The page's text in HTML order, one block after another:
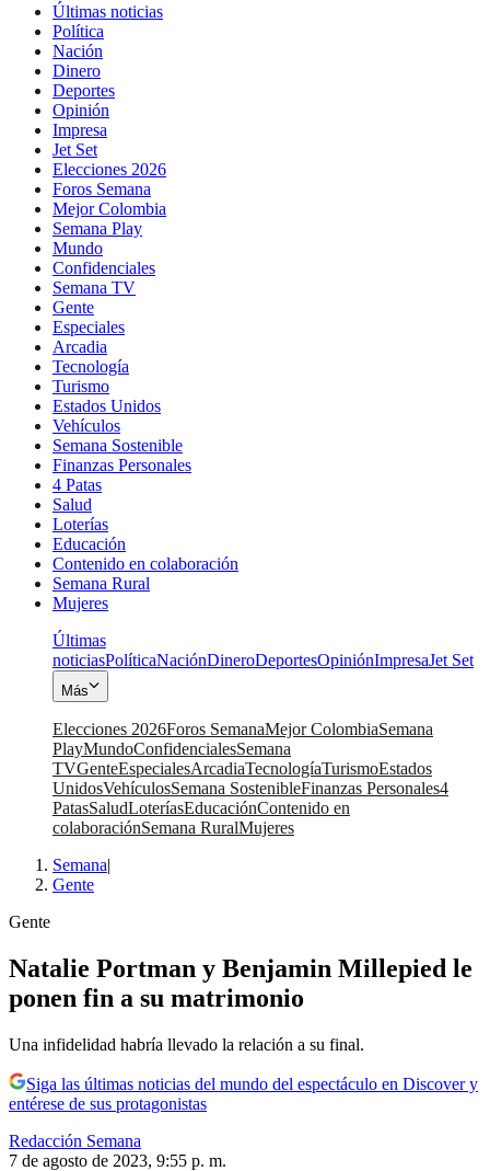
Últimas noticias
Política
Nación
Dinero
Deportes
Opinión
Impresa
Jet Set
Elecciones 2026
Foros Semana
Mejor Colombia
Semana Play
Mundo
Confidenciales
Semana TV
Gente
Especiales
Arcadia
Tecnología
Turismo
Estados Unidos
Vehículos
Semana Sostenible
Finanzas Personales
4 Patas
Salud
Loterías
Educación
Contenido en colaboración
Semana Rural
Mujeres
Últimas
noticiasPolíticaNaciónDineroDeportesOpiniónImpresaJet Set
Más
Elecciones 2026Foros SemanaMejor ColombiaSemana
PlayMundoConfidencialesSemana
TVGenteEspecialesArcadiaTecnologíaTurismoEstados
UnidosVehículosSemana SostenibleFinanzas Personales4
PatasSaludLoteríasEducaciónContenido en
colaboraciónSemana RuralMujeres
Semana|
Gente
Gente
Natalie Portman y Benjamin Millepied le
ponen fin a su matrimonio
Una infidelidad habría llevado la relación a su final.
Siga las últimas noticias del mundo del espectáculo en Discover y
entérese de sus protagonistas
Redacción Semana
7 de agosto de 2023, 9:55 p. m.